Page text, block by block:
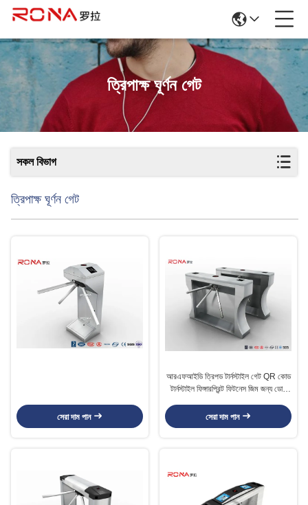
ত্রিপাক্ষ ঘূর্ণন গেট
সকল বিভাগ
ত্রিপাক্ষ ঘূর্ণন গেট
সেরা দাম পান
আরএফআইডি ত্রিপড টার্নস্টাইল গেট QR কোড
টার্নস্টাইল ফিঙ্গারপ্রিন্ট ফিটনেস জিম জন্য ডোর
সেরা দাম পান